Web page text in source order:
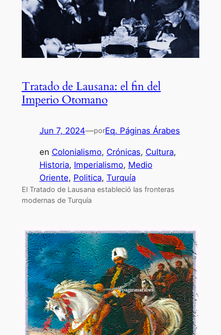
Tratado de Lausana: el fin del
Imperio Otomano
Jun 7, 2024—porEq. Páginas Árabes
en Colonialismo, Crónicas, Cultura
Historia, Imperialismo, Medio
Oriente, Politica, Turquía
El Tratado de Lausana estableció las fronteras
modernas de Turquía